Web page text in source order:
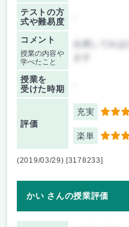
テストの方
式や難易度
コメント
授業の内容や
学べたこと
授業を
受けた時期
評価
充実 4
楽単 5
(2019/03/29) [3178233]
かい さんの授業評価